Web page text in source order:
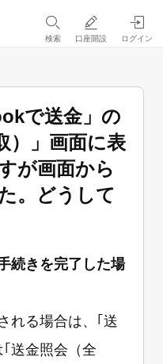
検索 口座開設 ログイン
で送金」の
）」画面に表
が画面から
。どうして
続きを完了した場
れる場合は、｢送
送金照会（全